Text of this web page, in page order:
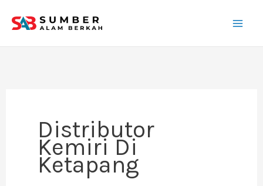
konten
Distributor
Kemiri Di
Ketapang